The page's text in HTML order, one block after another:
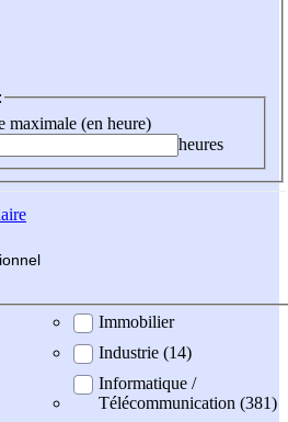
maximale (en heure)
heures
Immobilier
Industrie (14)
Informatique /
Télécommunication (381)